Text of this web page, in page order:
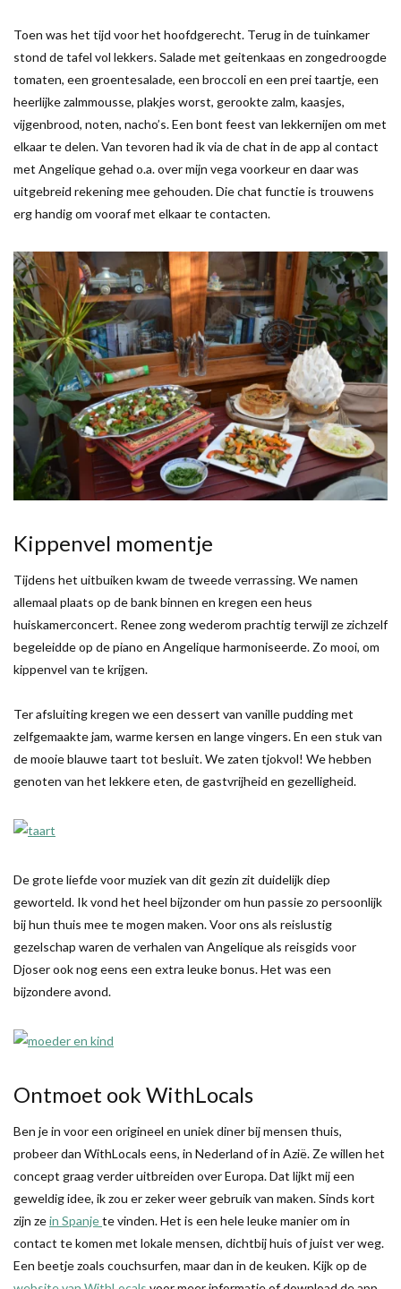
Toen was het tijd voor het hoofdgerecht. Terug in de tuinkamer
stond de tafel vol lekkers. Salade met geitenkaas en zongedroogde
tomaten, een groentesalade, een broccoli en een prei taartje, een
heerlijke zalmmousse, plakjes worst, gerookte zalm, kaasjes,
vijgenbrood, noten, nacho’s. Een bont feest van lekkernijen om met
elkaar te delen. Van tevoren had ik via de chat in de app al contact
met Angelique gehad o.a. over mijn vega voorkeur en daar was
uitgebreid rekening mee gehouden. Die chat functie is trouwens
erg handig om vooraf met elkaar te contacten.
Kippenvel momentje
Tijdens het uitbuiken kwam de tweede verrassing. We namen
allemaal plaats op de bank binnen en kregen een heus
huiskamerconcert. Renee zong wederom prachtig terwijl ze zichzelf
begeleidde op de piano en Angelique harmoniseerde. Zo mooi, om
kippenvel van te krijgen.
Ter afsluiting kregen we een dessert van vanille pudding met
zelfgemaakte jam, warme kersen en lange vingers. En een stuk van
de mooie blauwe taart tot besluit. We zaten tjokvol! We hebben
genoten van het lekkere eten, de gastvrijheid en gezelligheid.
De grote liefde voor muziek van dit gezin zit duidelijk diep
geworteld. Ik vond het heel bijzonder om hun passie zo persoonlijk
bij hun thuis mee te mogen maken. Voor ons als reislustig
gezelschap waren de verhalen van Angelique als reisgids voor
Djoser ook nog eens een extra leuke bonus. Het was een
bijzondere avond.
Ontmoet ook WithLocals
Ben je in voor een origineel en uniek diner bij mensen thuis,
probeer dan WithLocals eens, in Nederland of in Azië. Ze willen het
concept graag verder uitbreiden over Europa. Dat lijkt mij een
geweldig idee, ik zou er zeker weer gebruik van maken. Sinds kort
zijn zein Spanjete vinden. Het is een hele leuke manier om in
contact te komen met lokale mensen, dichtbij huis of juist ver weg.
Een beetje zoals couchsurfen, maar dan in de keuken. Kijk op de